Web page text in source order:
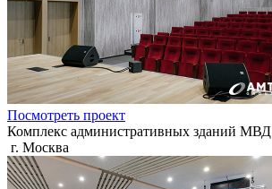
Посмотреть проект
Комплекс административных зданий МВД
г. Москва